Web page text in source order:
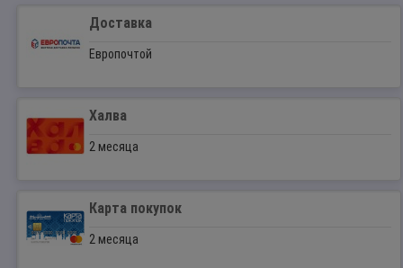
Доставка
Европочтой
Халва
2 месяца
Карта покупок
2 месяца